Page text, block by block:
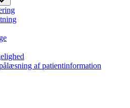
af patientinformation